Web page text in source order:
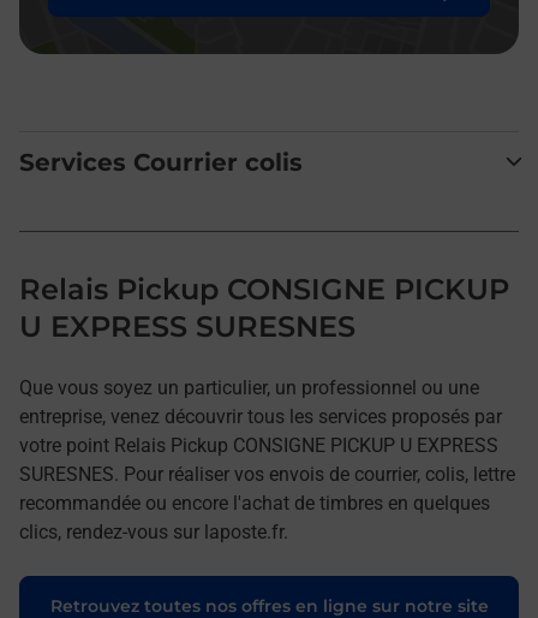
Services Courrier colis
Relais Pickup CONSIGNE PICKUP
U EXPRESS SURESNES
Que vous soyez un particulier, un professionnel ou une
entreprise, venez découvrir tous les services proposés par
votre point Relais Pickup CONSIGNE PICKUP U EXPRESS
SURESNES. Pour réaliser vos envois de courrier, colis, lettre
recommandée ou encore l'achat de timbres en quelques
clics, rendez-vous sur laposte.fr.
Retrouvez toutes nos offres en ligne sur notre site